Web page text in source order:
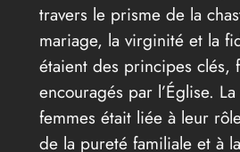
travers le prisme de la
mariage, la virginité et la
étaient des principes clés,
encouragés par l’Église.
femmes était liée à leur
de la pureté familiale et à